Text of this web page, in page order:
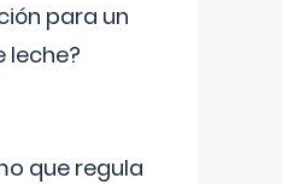
para un
leche?
que regula